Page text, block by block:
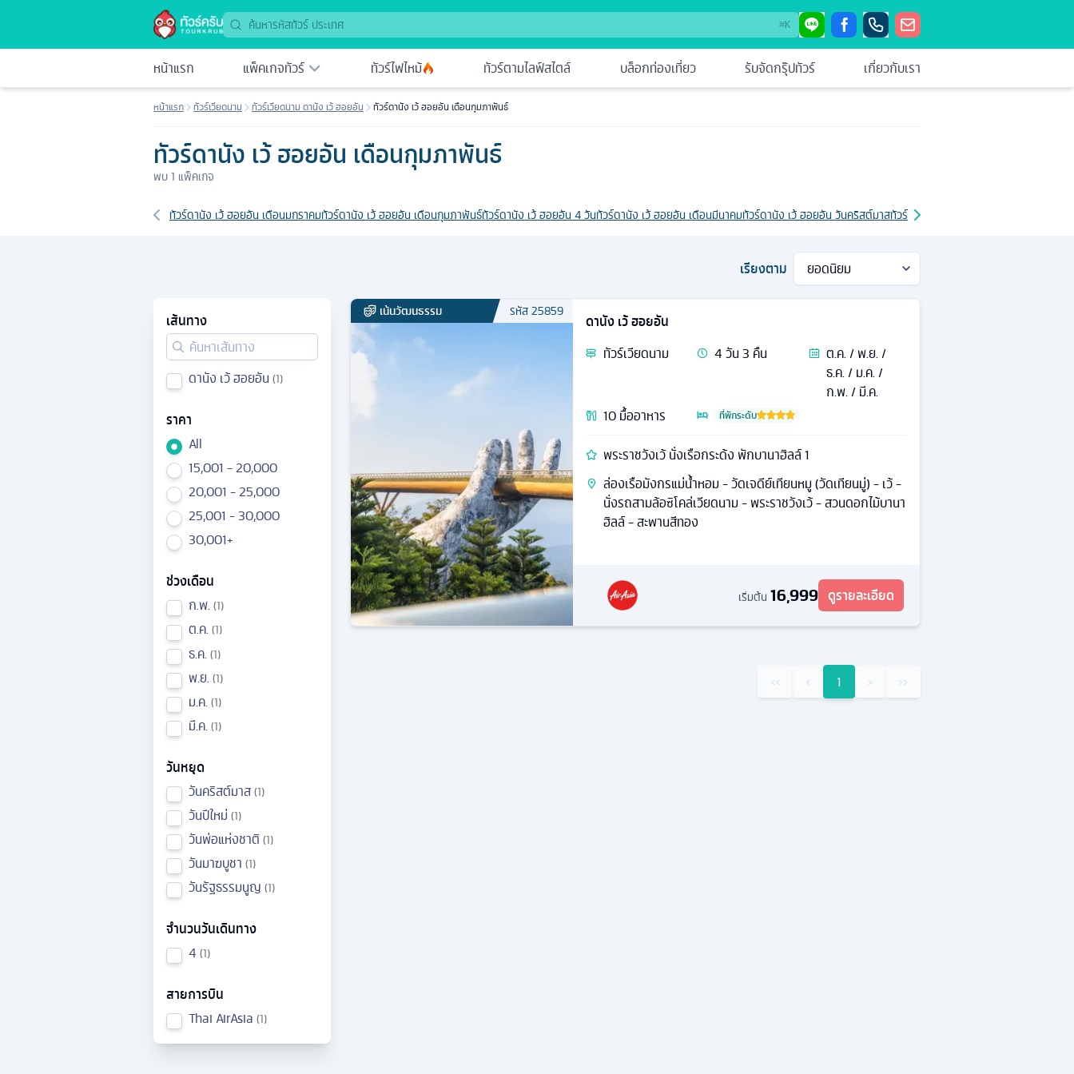
⌘K
หน้าแรก แพ็คเกจทัวร์ ทัวร์ไฟไหม้ ทัวร์ตามไลฟ์สไตล์ บล็อกท่องเที่ยว รับจัดกรุ๊ปทัวร์ เกี่ยวกับเรา
หน้าแรก ทัวร์เวียดนาม ทัวร์เวียดนาม ดานัง เว้ ฮอยอัน ทัวร์ดานัง เว้ ฮอยอัน เดือนกุมภาพันธ์
ทัวร์ดานัง เว้ ฮอยอัน เดือนกุมภาพันธ์
พบ1 แพ็คเกจ
เส้นทางที่เกี่ยวข้อง
ทัวร์ดานัง เว้ ฮอยอัน เดือนมกราคมทัวร์ดานัง เว้ ฮอยอัน เดือนกุมภาพันธ์ทัวร์ดานัง เว้ ฮอยอัน 4 วันทัวร์ดานัง เว้ ฮอยอัน เดือนมีนาคมทัวร์ดานัง เว้ ฮอยอัน วันคริสต์มาสทัวร์ดานัง เว้ ฮอยอัน 3 วัน
เรียงตาม
เส้นทาง
ดานัง เว้ ฮอยอัน 1
ราคา
All
15,001 - 20,000
20,001 - 25,000
25,001 - 30,000
30,001+
ช่วงเดือน
ก.พ. 1
ต.ค. 1
ธ.ค. 1
พ.ย. 1
ม.ค. 1
มี.ค. 1
วันหยุด
วันคริสต์มาส 1
วันปีใหม่ 1
วันพ่อแห่งชาติ 1
วันมาฆบูชา 1
วันรัฐธรรมนูญ 1
จำนวนวันเดินทาง
4 1
สายการบิน
Thai AirAsia 1
เน้นวัฒนธรรม รหัส25859
ดานัง เว้ ฮอยอัน
ทัวร์เวียดนาม 4วัน3 คืน
ต.ค. / พ.ย. /
ธ.ค. / ม.ค. /
ก.พ. / มี.ค.
10มื้ออาหาร ที่พักระดับ
พระราชวังเว้ นั่งเรือกระด้ง พักบานาฮิลล์ 1
ล่องเรือมังกรแม่น้ำหอม - วัดเจดีย์เทียนหมู (วัดเทียนมู่) - เว้ -
นั่งรถสามล้อซิโคล่เวียดนาม - พระราชวังเว้ - สวนดอกไม้บานา
ฮิลล์ - สะพานสีทอง
เริ่มต้น 16,999 ดูรายละเอียด
‹‹ ‹ 1 › ››